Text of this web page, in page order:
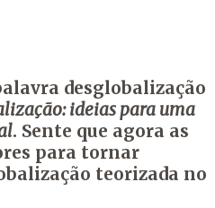
desglobalização
ideias para uma
. Sente que agora as
para tornar
teorizada no